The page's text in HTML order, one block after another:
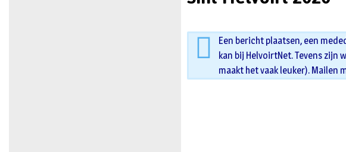
Een bericht plaatsen, een
kan bij HelvoirtNet. Tevens
maakt het vaak leuker). Mailen